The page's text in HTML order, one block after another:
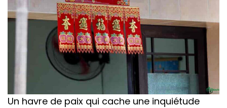
Un havre de paix qui cache une inquiétude